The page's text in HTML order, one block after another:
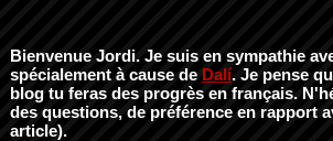
Bienvenue Jordi. Je suis en sympathie
spécialement à cause de Dalí. Je pense
blog tu feras des progrès en français.
des questions, de préférence en rapport
article).